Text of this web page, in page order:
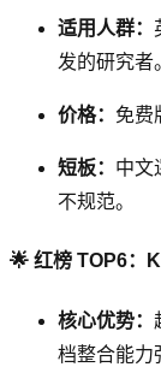
适用人群：
发的研究者
价格： 免费
短板： 中文
不规范。
🌟 红榜 TOP6
核心优势：
档整合能力